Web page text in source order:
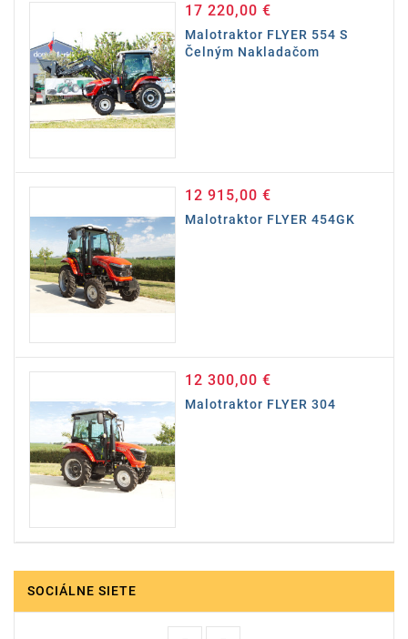
17 220,00 €Cena
Malotraktor FLYER 554 S
Čelným Nakladačom
12 915,00 €Cena
Malotraktor FLYER 454GK
12 300,00 €Cena
Malotraktor FLYER 304
SOCIÁLNE SIETE